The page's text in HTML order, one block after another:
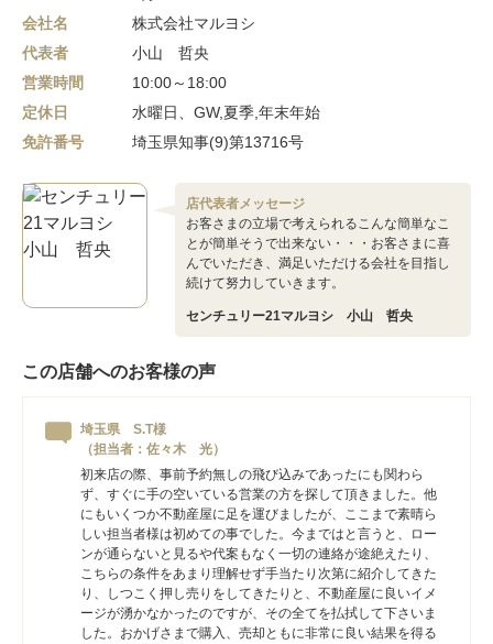
会社名
株式会社マルヨシ
代表者
小山 哲央
営業時間
10:00～18:00
定休日
水曜日、GW,夏季,年末年始
免許番号
埼玉県知事(9)第13716号
店代表者メッセージ
お客さまの立場で考えられるこんな簡単なこ
とが簡単そうで出来ない・・・お客さまに喜
んでいただき、満足いただける会社を目指し
続けて努力していきます。
センチュリー21マルヨシ 小山 哲央
この店舗へのお客様の声
埼玉県 S.T様
（担当者：佐々木 光）
初来店の際、事前予約無しの飛び込みであったにも関わら
ず、すぐに手の空いている営業の方を探して頂きました。他
にもいくつか不動産屋に足を運びましたが、ここまで素晴ら
しい担当者様は初めての事でした。今まではと言うと、ロー
ンが通らないと見るや代案もなく一切の連絡が途絶えたり、
こちらの条件をあまり理解せず手当たり次第に紹介してきた
り、しつこく押し売りをしてきたりと、不動産屋に良いイメ
ージが湧かなかったのですが、その全てを払拭して下さいま
した。おかげさまで購入、売却ともに非常に良い結果を得る